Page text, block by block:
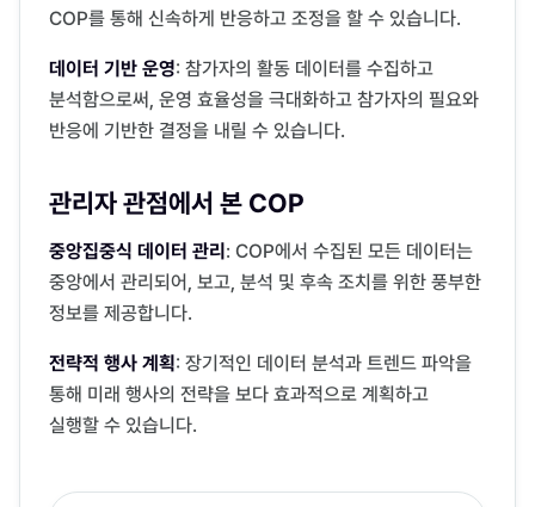
COP를 통해 신속하게 반응하고 조정을 할 수 있습니다.
데이터 기반 운영: 참가자의 활동 데이터를 수집하고
분석함으로써, 운영 효율성을 극대화하고 참가자의 필요와
반응에 기반한 결정을 내릴 수 있습니다.
관리자 관점에서 본 COP
중앙집중식 데이터 관리: COP에서 수집된 모든 데이터는
중앙에서 관리되어, 보고, 분석 및 후속 조치를 위한 풍부한
정보를 제공합니다.
전략적 행사 계획: 장기적인 데이터 분석과 트렌드 파악을
통해 미래 행사의 전략을 보다 효과적으로 계획하고
실행할 수 있습니다.